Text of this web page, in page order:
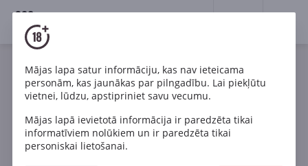
18+
12 gadi 15 gadi 25 gadi 30 gadi
Viss viskijs
Mājas lapa satur informāciju, kas nav ieteicama
personām, kas jaunākas par pilngadību. Lai piekļūtu
vietnei, lūdzu, apstipriniet savu vecumu.
Mājas lapā ievietotā informācija ir paredzēta tikai
informatīviem nolūkiem un ir paredzēta tikai
personiskai lietošanai.